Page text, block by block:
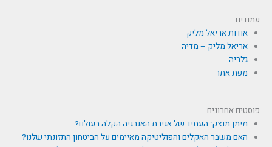
עמודים
אודות אריאל מליק
אריאל מליק – מדיה
גלריה
מפת אתר
פוסטים אחרונים
מימן מוצק: העתיד של אגירת האנרגיה הקלה בעולם?
האם משבר האקלים והפוליטיקה מאיימים על הביטחון התזונתי שלנו?